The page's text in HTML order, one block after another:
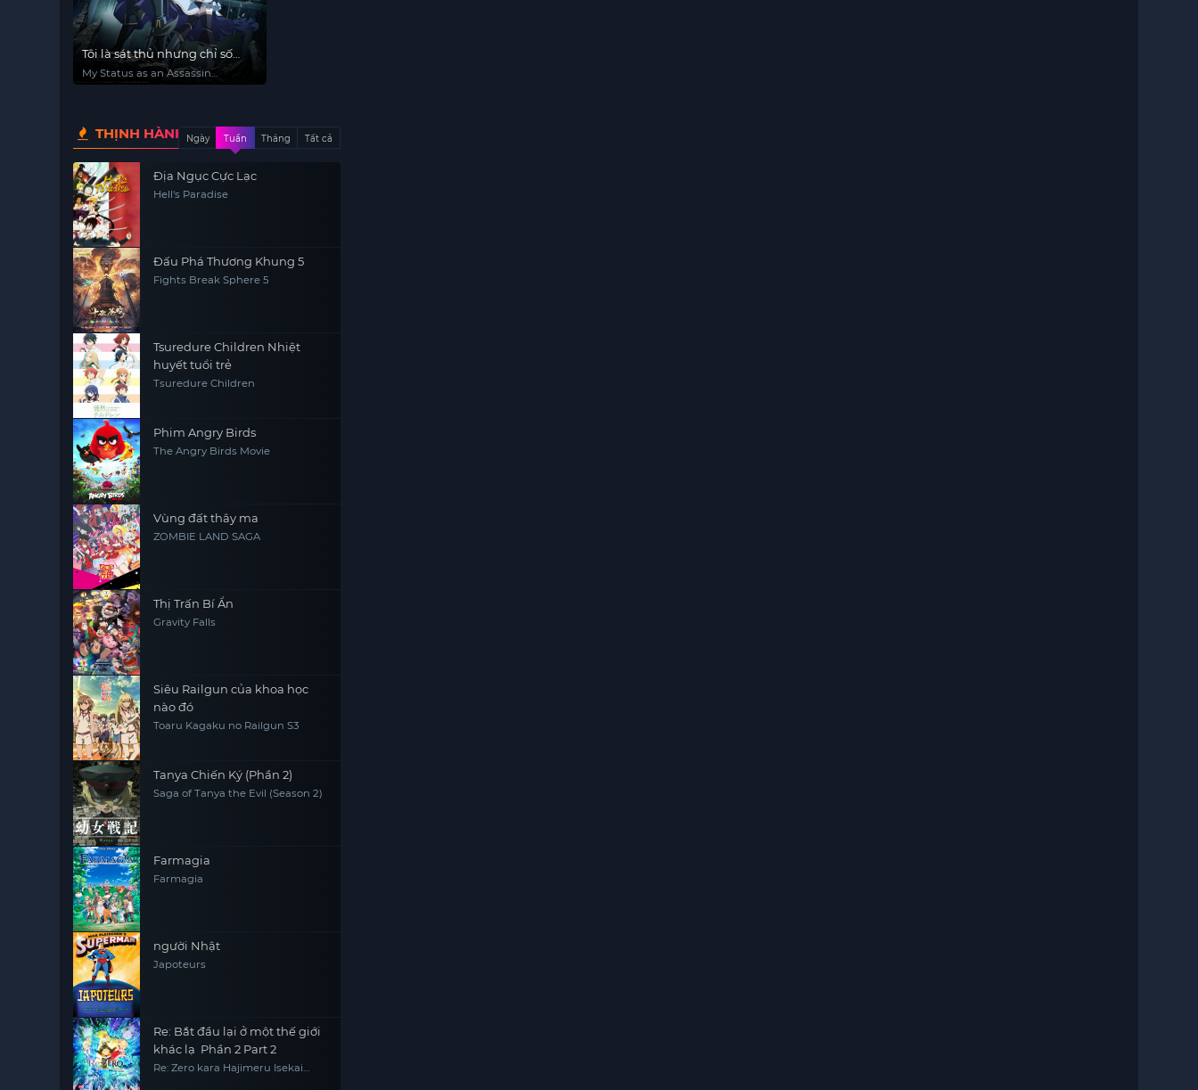
Tôi là sát thủ nhưng chỉ số
mạnh hơn hẳn dũng sĩ
My Status as an Assassin
THỊNH HÀNHNgày Tuần Tháng Tất cả
Địa Ngục Cực Lạc
Hell's Paradise
Đấu Phá Thương Khung 5
Fights Break Sphere 5
Tsuredure Children Nhiệt
huyết tuổi trẻ
Tsuredure Children
Phim Angry Birds
The Angry Birds Movie
Vùng đất thây ma
ZOMBIE LAND SAGA
Thị Trấn Bí Ẩn
Gravity Falls
Siêu Railgun của khoa học
nào đó
Toaru Kagaku no Railgun S3
Tanya Chiến Ký (Phần 2)
Saga of Tanya the Evil (Season 2)
Farmagia
Farmagia
người Nhật
Japoteurs
Re: Bắt đầu lại ở một thế giới
khác lạ Phần 2 Part 2
Re: Zero kara Hajimeru Isekai